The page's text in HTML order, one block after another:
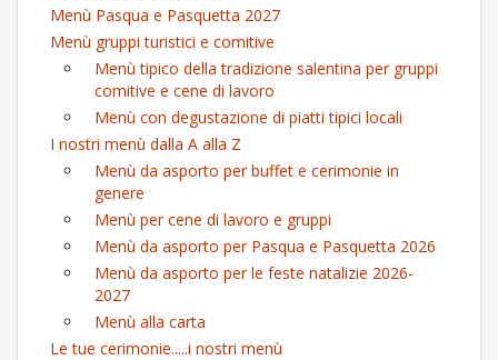
Menù Pasqua e Pasquetta 2027
Menù gruppi turistici e comitive
Menù tipico della tradizione salentina per gruppi
comitive e cene di lavoro
Menù con degustazione di piatti tipici locali
I nostri menù dalla A alla Z
Menù da asporto per buffet e cerimonie in
genere
Menù per cene di lavoro e gruppi
Menù da asporto per Pasqua e Pasquetta 2026
Menù da asporto per le feste natalizie 2026-
2027
Menù alla carta
Le tue cerimonie.....i nostri menù